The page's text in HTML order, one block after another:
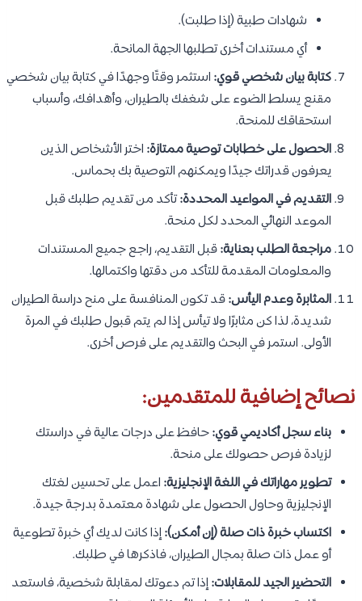
شهادات طبية (إذا طلبت).
أي مستندات أخرى تطلبها الجهة المانحة.
كتابة بيان شخصي قوي: استثمر وقتًا وجهدًا في كتابة بيان شخصي
مقنع يسلط الضوء على شغفك بالطيران، وأهدافك، وأسباب
استحقاقك للمنحة.
الحصول على خطابات توصية ممتازة: اختر الأشخاص الذين
يعرفون قدراتك جيدًا ويمكنهم التوصية بك بحماس.
التقديم في المواعيد المحددة:تأكد من تقديم طلبك قبل
الموعد النهائي المحدد لكل منحة.
مراجعة الطلب بعناية:قبل التقديم، راجع جميع المستندات
والمعلومات المقدمة للتأكد من دقتها واكتمالها.
المثابرة وعدم اليأس:قد تكون المنافسة على منح دراسة الطيران
شديدة، لذا كن مثابرًا ولا تيأس إذا لم يتم قبول طلبك في المرة
الأولى. استمر في البحث والتقديم على فرص أخرى.
نصائح إضافية للمتقدمين:
بناء سجل أكاديمي قوي:حافظ على درجات عالية في دراستك
لزيادة فرص حصولك على منحة.
تطوير مهاراتك في اللغة الإنجليزية: اعمل على تحسين لغتك
الإنجليزية وحاول الحصول على شهادة معتمدة بدرجة جيدة.
اكتساب خبرة ذات صلة (إن أمكن):إذا كانت لديك أي خبرة تطوعية
أو عمل ذات صلة بمجال الطيران، فاذكرها في طلبك.
التحضير الجيد للمقابلات:إذا تم دعوتك لمقابلة شخصية، فاستعد